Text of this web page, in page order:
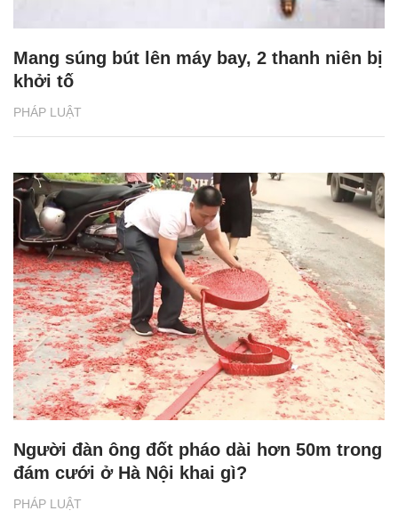
PHÁP LUẬT
Mang súng bút lên máy bay, 2 thanh niên bị
khởi tố
PHÁP LUẬT
Người đàn ông đốt pháo dài hơn 50m trong
đám cưới ở Hà Nội khai gì?